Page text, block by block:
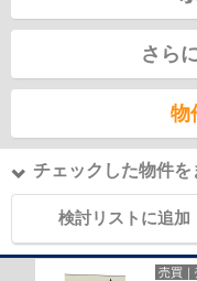
さら
物
チェックした物件を
検討リストに追加
売買｜